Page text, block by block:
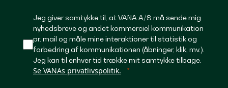
Jeg giver samtykke til, at VANA A/S må sende mig
nyhedsbreve og andet kommerciel kommunikation
pr. mail og måle mine interaktioner til statistik og
forbedring af kommunikationen (åbninger, klik, mv.).
Jeg kan til enhver tid trække mit samtykke tilbage.
Se VANAs privatlivspolitik.